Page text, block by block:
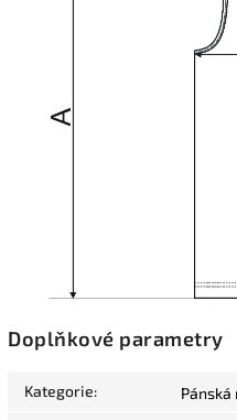
Doplňkové parametry
Kategorie: